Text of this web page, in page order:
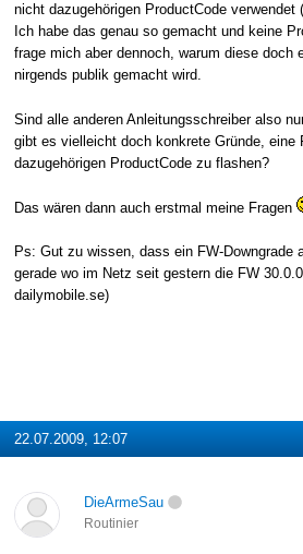
nicht dazugehörigen ProductCode verwendet
Ich habe das genau so gemacht und keine
frage mich aber dennoch, warum diese doch
nirgends publik gemacht wird.
Sind alle anderen Anleitungsschreiber also
gibt es vielleicht doch konkrete Gründe, eine
dazugehörigen ProductCode zu flashen?
Das wären dann auch erstmal meine Fragen
Ps: Gut zu wissen, dass ein FW-Downgrade
gerade wo im Netz seit gestern die FW
dailymobile.se)
22.07.2009, 12:07
DieArmeSau
Routinier